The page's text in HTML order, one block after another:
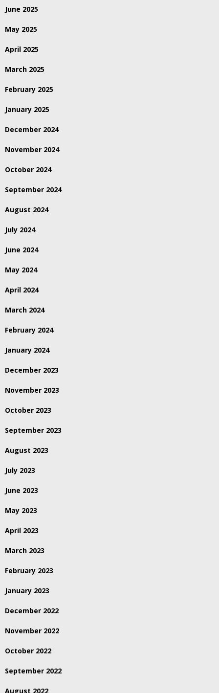
June 2025
May 2025
April 2025
March 2025
February 2025
January 2025
December 2024
November 2024
October 2024
September 2024
August 2024
July 2024
June 2024
May 2024
April 2024
March 2024
February 2024
January 2024
December 2023
November 2023
October 2023
September 2023
August 2023
July 2023
June 2023
May 2023
April 2023
March 2023
February 2023
January 2023
December 2022
November 2022
October 2022
September 2022
August 2022